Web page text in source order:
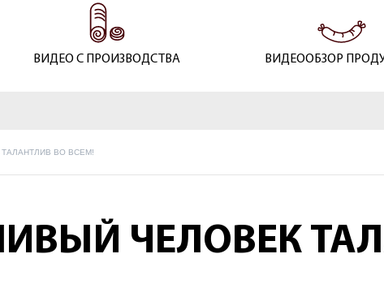
ВИДЕО С ПРОИЗВОДСТВА ВИДЕООБЗОР
ВО ВСЕМ!
ЧЕЛОВЕК